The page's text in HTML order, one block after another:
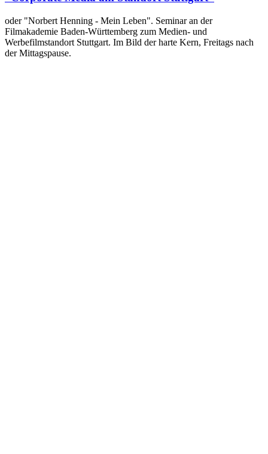
oder "Norbert Henning - Mein Leben". Seminar an der
Filmakademie Baden-Württemberg zum Medien- und
Werbefilmstandort Stuttgart. Im Bild der harte Kern, Freitags nach
der Mittagspause.